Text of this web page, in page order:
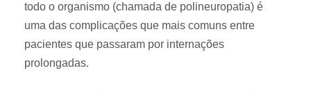
a
u
x
i
t
o
s
e
todo o organismo (chamada de polineuropatia) é
uma das complicações que mais comuns entre
pacientes que passaram por internações
prolongadas.